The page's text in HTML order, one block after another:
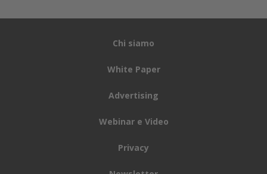
Chi siamo
White Paper
Advertising
Webinar e Video
Privacy